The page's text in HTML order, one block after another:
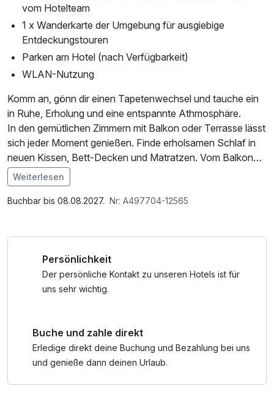
vom Hotelteam
1 x Wanderkarte der Umgebung für ausgiebige
Entdeckungstouren
Parken am Hotel (nach Verfügbarkeit)
WLAN-Nutzung
Komm an, gönn dir einen Tapetenwechsel und tauche ein
in Ruhe, Erholung und eine entspannte Athmosphäre.
In den gemütlichen Zimmern mit Balkon oder Terrasse lässt
sich jeder Moment genießen. Finde erholsamen Schlaf in
neuen Kissen, Bett-Decken und Matratzen. Vom Balkon
aus hast Du einen herrlichen Blick auf den Silberberg oder
den Harlachberg. Ein sehr gutes 3 Gang Halbpensions-
Menü mit Salatbuffet, verwöhnt deinen Gaumen, während
und dich mit einem Lächeln nach Hause zurückkehren
Weiterlesen
Buchbar bis 08.08.2027. Nr: A497704-12565
Persönlichkeit
Der persönliche Kontakt zu unseren Hotels ist für
uns sehr wichtig.
Buche und zahle direkt
Erledige direkt deine Buchung und Bezahlung bei uns
und genieße dann deinen Urlaub.